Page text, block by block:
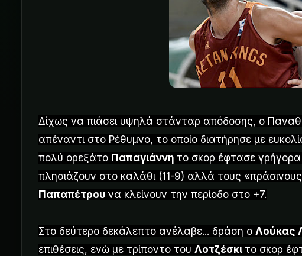
Δίχως να πιάσει υψηλά στάνταρ απόδοσης, ο
απέναντι στο Ρέθυμνο, το οποίο διατήρησε με
πολύ ορεξάτο Παπαγιάννη το σκορ έφτασε
πλησιάζουν στο καλάθι (11-9) αλλά τους
Παπαπέτρου να κλείνουν την περίοδο στο +7.
Στο δεύτερο δεκάλεπτο ανέλαβε... δράση ο Λούκας
επιθέσεις, ενώ με τρίποντο του Λοτζέσκι το σκορ